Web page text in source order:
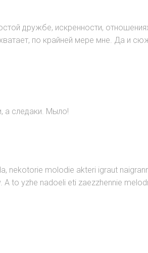
дружбе, искренности,
по крайней мере мне. Да и
а следаки. Мыло!
nekotorie molodie akteri igraut
to yzhe nadoeli eti zaezzhennie